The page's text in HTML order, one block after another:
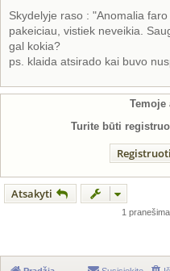
a
r
t
n
ė
Skydelyje raso : "Anomalia
pakeiciau, vistiek neveikia.
gal kokia?
ps. klaida atsirado kai buvo
Temoje
Turite būti
Atsakyti
1